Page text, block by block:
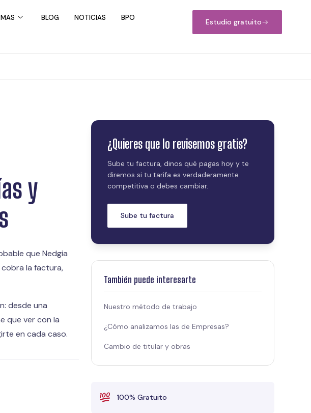
BLOG NOTICIAS
BPO
Estudio gratuito
y
que Nedgia
la factura,
desde una
que ver con la
en cada caso.
¿Quieres que lo revisemos gratis?
Sube tu factura, dinos qué pagas hoy y te
diremos si tu tarifa es verdaderamente
competitiva o debes cambiar.
Sube tu factura
También puede interesarte
Nuestro método de trabajo
¿Cómo analizamos las de Empresas?
Cambio de titular y obras
100% Gratuito